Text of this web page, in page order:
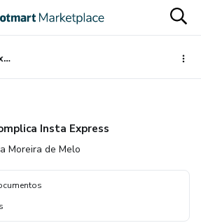
Descomplica Insta Express
Insta Express
Moreira de Melo